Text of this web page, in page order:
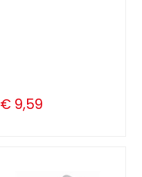
€ 9,59